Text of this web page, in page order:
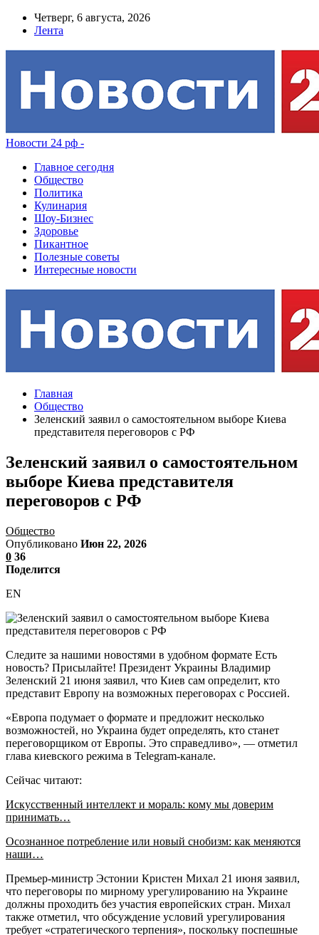
Четверг, 6 августа, 2026
Лента
Новости 24 рф -
Главное сегодня
Общество
Политика
Кулинария
Шоу-Бизнес
Здоровье
Пикантное
Полезные советы
Интересные новости
Главная
Общество
Зеленский заявил о самостоятельном выборе Киева
представителя переговоров с РФ
Зеленский заявил о самостоятельном
выборе Киева представителя
переговоров с РФ
Общество
Опубликовано Июн 22, 2026
0 36
Поделится
EN
Следите за нашими новостями в удобном формате Есть
новость? Присылайте! Президент Украины Владимир
Зеленский 21 июня заявил, что Киев сам определит, кто
представит Европу на возможных переговорах с Россией.
«Европа подумает о формате и предложит несколько
возможностей, но Украина будет определять, кто станет
переговорщиком от Европы. Это справедливо», — отметил
глава киевского режима в Telegram-канале.
Сейчас читают:
Искусственный интеллект и мораль: кому мы доверим
принимать…
Осознанное потребление или новый снобизм: как меняются
наши…
Премьер-министр Эстонии Кристен Михал 21 июня заявил,
что переговоры по мирному урегулированию на Украине
должны проходить без участия европейских стран. Михал
также отметил, что обсуждение условий урегулирования
требует «стратегического терпения», поскольку поспешные